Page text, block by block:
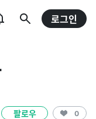
로그인
팔로우 0